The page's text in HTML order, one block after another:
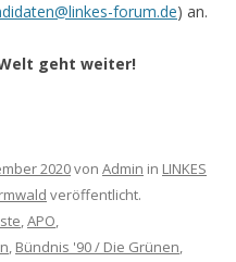
forum.de) an.
geht weiter!
2020von Admin in LINKES
veröffentlicht.
,APO,
, Bündnis '90 / Die Grünen,